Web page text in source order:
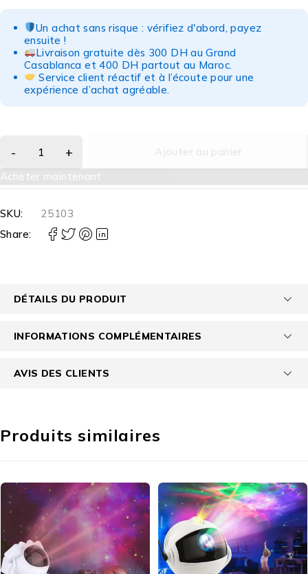
Un achat sans risque : vérifiez d'abord, payez
ensuite !
Livraison gratuite dès 300 DH au Grand
Casablanca et 400 DH partout au Maroc.
Service client réactif et à l’écoute pour une
expérience d’achat agréable.
Ajouter au panier
Acheter maintenant
SKU:
25103
Share:
DÉTAILS DU PRODUIT
INFORMATIONS COMPLÉMENTAIRES
AVIS DES CLIENTS
Produits similaires